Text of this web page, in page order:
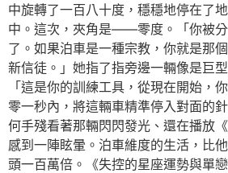
中旋轉了一百八十度，穩穩地停在了
中。這次，夾角是——零度。「你被
了。如果泊車是一種宗教，你就是那
新信徒。」她指了指旁邊一輛像是巨
「這是你的訓練工具，從現在開始，
零一秒內，將這輛車精準停入對面的
何手殘看著那輛閃閃發光、還在播放
感到一陣眩暈。泊車維度的生活，比
頭一百萬倍。《失控的星座運勢與單